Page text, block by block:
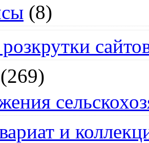
(8)
(269)
и